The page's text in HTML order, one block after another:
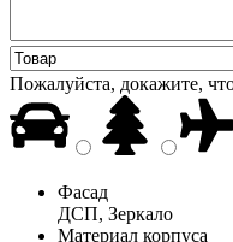
Пожалуйста, докажите,
Фасад
ДСП, Зеркало
Материал корпуса